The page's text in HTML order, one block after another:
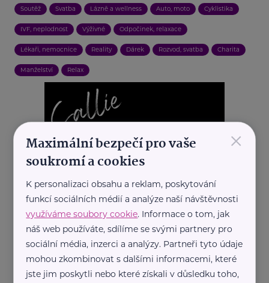
Soutěž Svatba Lázně a wellness Auto, moto Cyklistika
IVF, neplodnost Výživné Odpočinek, relaxace
Lékaři, nemocnice Reality Dárek Rozvod, svatba Charita
Manželství Relax
REKLAMA
×
Maximální bezpečí pro vaše
soukromí a cookies
K personalizaci obsahu a reklam, poskytování
funkcí sociálních médií a analýze naší návštěvnosti
využíváme soubory cookie. Informace o tom, jak
náš web používáte, sdílíme se svými partnery pro
sociální média, inzerci a analýzy. Partneři tyto údaje
mohou zkombinovat s dalšími informacemi, které
jste jim poskytli nebo které získali v důsledku toho,